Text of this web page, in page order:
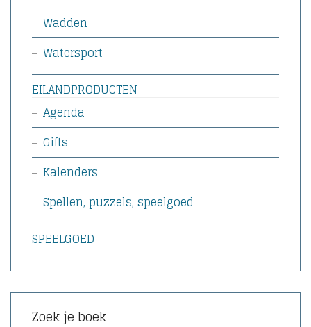
Wadden
Watersport
EILANDPRODUCTEN
Agenda
Gifts
Kalenders
Spellen, puzzels, speelgoed
SPEELGOED
Zoek je boek